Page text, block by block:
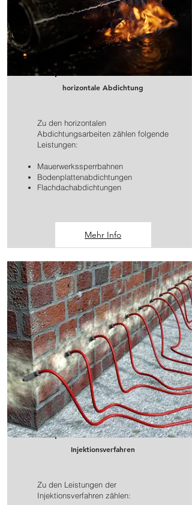
horizontale Abdichtung
Zu den horizontalen
Abdichtungsarbeiten zählen folgende
Leistungen:
Mauerwerkssperrbahnen
Bodenplattenabdichtungen
Flachdachabdichtungen
Mehr Info
Injektionsverfahren
Zu den Leistungen der
Injektionsverfahren zählen: